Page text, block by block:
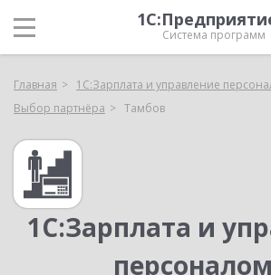
Система программ
Главная
1С:Зарплата и управление
Выбор партнёра
Тамбов
1С:Зарплата и